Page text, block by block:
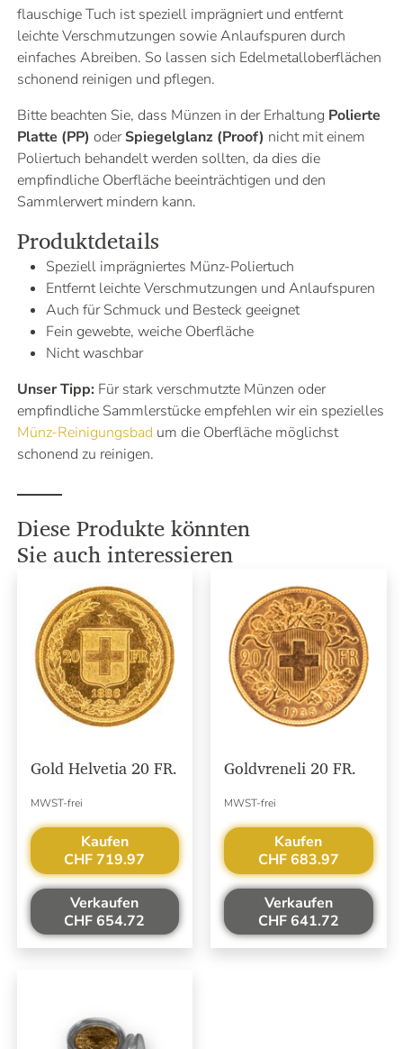
flauschige Tuch ist speziell imprägniert und entfernt
leichte Verschmutzungen sowie Anlaufspuren durch
einfaches Abreiben. So lassen sich Edelmetalloberflächen
schonend reinigen und pflegen.
Bitte beachten Sie, dass Münzen in der Erhaltung Polierte
Platte (PP) oderSpiegelglanz (Proof) nicht mit einem
Poliertuch behandelt werden sollten, da dies die
empfindliche Oberfläche beeinträchtigen und den
Sammlerwert mindern kann.
Produktdetails
Speziell imprägniertes Münz-Poliertuch
Entfernt leichte Verschmutzungen und Anlaufspuren
Auch für Schmuck und Besteck geeignet
Fein gewebte, weiche Oberfläche
Nicht waschbar
Unser Tipp: Für stark verschmutzte Münzen oder
empfindliche Sammlerstücke empfehlen wir ein spezielles
Münz-Reinigungsbad um die Oberfläche möglichst
schonend zu reinigen.
Diese Produkte könnten
Sie auch interessieren
Gold Helvetia 20 FR.
MWST-frei
Kaufen
CHF 719.97
Verkaufen
CHF 654.72
Goldvreneli 20 FR.
MWST-frei
Kaufen
CHF 683.97
Verkaufen
CHF 641.72